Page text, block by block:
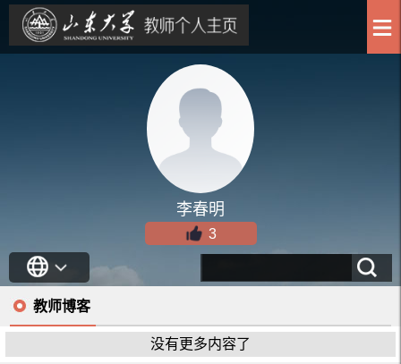
李春明
3
教师博客
没有更多内容了